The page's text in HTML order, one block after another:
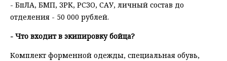
- БпЛА, БМП, ЗРК, РСЗО, САУ, личный состав до
отделения - 50 000 рублей.
- Что входит в экипировку бойца?
Комплект форменной одежды, специальная обувь,